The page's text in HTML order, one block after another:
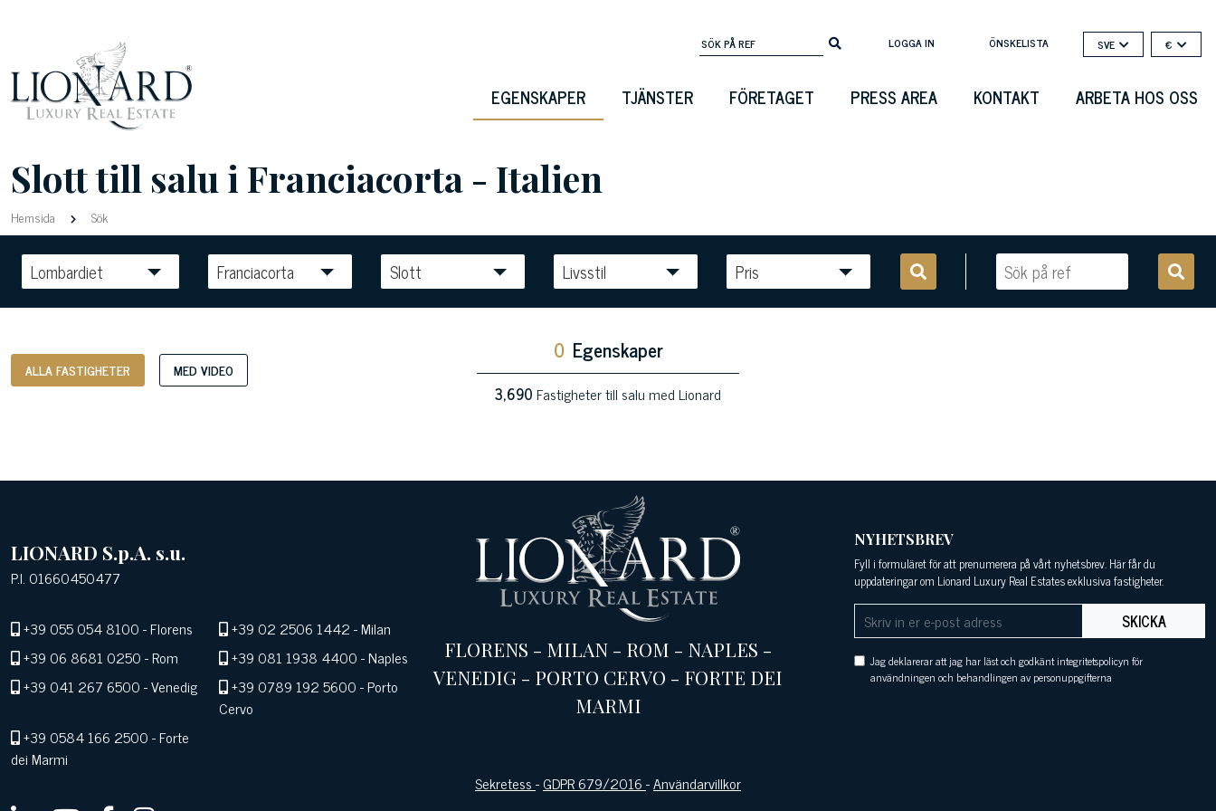
LOGGA IN ÖNSKELISTA SVE €
EGENSKAPER TJÄNSTER FÖRETAGET PRESS AREA KONTAKT ARBETA HOS OSS
Slott till salu i Franciacorta - Italien
Hemsida Sök
Lombardiet Franciacorta Slott Livsstil Pris
ALLA FASTIGHETER MED VIDEO
0 Egenskaper
3,690Fastigheter till salu med Lionard
LIONARD S.p.A. s.u.
P.I. 01660450477
+39 055 054 8100- Florens +39 02 2506 1442- Milan
+39 06 8681 0250- Rom +39 081 1938 4400- Naples
+39 041 267 6500- Venedig +39 0789 192 5600- Porto
Cervo
+39 0584 166 2500- Forte
dei Marmi
FLORENS - MILAN - ROM - NAPLES -
VENEDIG - PORTO CERVO - FORTE DEI
MARMI
Sekretess-GDPR 679/2016-Användarvillkor
NYHETSBREV
Fyll i formuläret för att prenumerera på vårt nyhetsbrev. Här får du
uppdateringar om Lionard Luxury Real Estates exklusiva fastigheter.
SKICKA
Jag deklarerar att jag har läst och godkänt integritetspolicyn för
användningen och behandlingen av personuppgifterna